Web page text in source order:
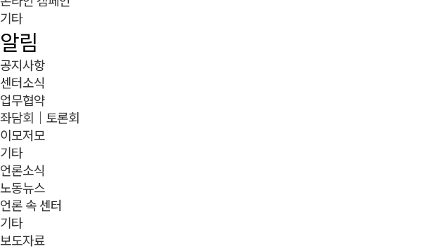
기타
알림
공지사항
센터소식
업무협약
좌담회｜토론회
이모저모
기타
언론소식
노동뉴스
언론 속 센터
기타
보도자료